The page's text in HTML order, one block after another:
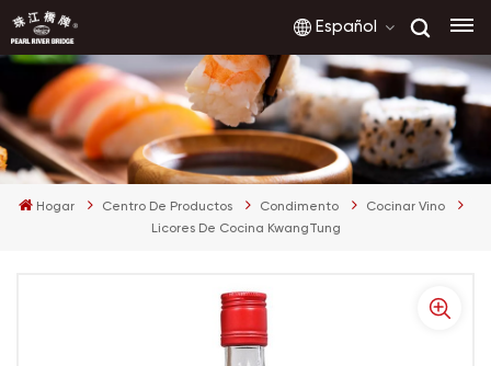
Español
English
français
русский
العربية
Hogar Centro De Productos Condimento
Cocinar Vino
Licores De Cocina KwangTung